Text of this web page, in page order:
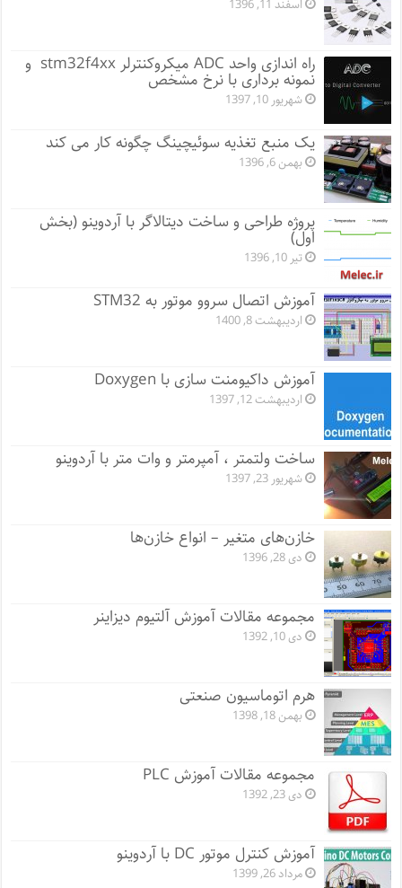
اسفند 11, 1396
راه اندازی واحد ADC میکروکنترلر stm32f4xx و
نمونه برداری با نرخ مشخص
شهریور 10, 1397
یک منبع تغذیه سوئیچینگ چگونه کار می کند
بهمن 6, 1396
پروژه طراحی و ساخت دیتالاگر با آردوینو (بخش
اول)
تیر 10, 1396
آموزش اتصال سروو موتور به STM32
اردیبهشت 8, 1400
آموزش داکیومنت سازی با Doxygen
اردیبهشت 12, 1397
ساخت ولتمتر ، آمپرمتر و وات متر با آردوینو
شهریور 23, 1397
خازن‌های متغیر – انواع خازن‌ها
دی 28, 1396
مجموعه مقالات آموزش آلتیوم دیزاینر
دی 10, 1392
هرم اتوماسیون صنعتی
بهمن 18, 1398
مجموعه مقالات آموزش PLC
دی 23, 1392
آموزش کنترل موتور DC با آردوینو
مرداد 26, 1399